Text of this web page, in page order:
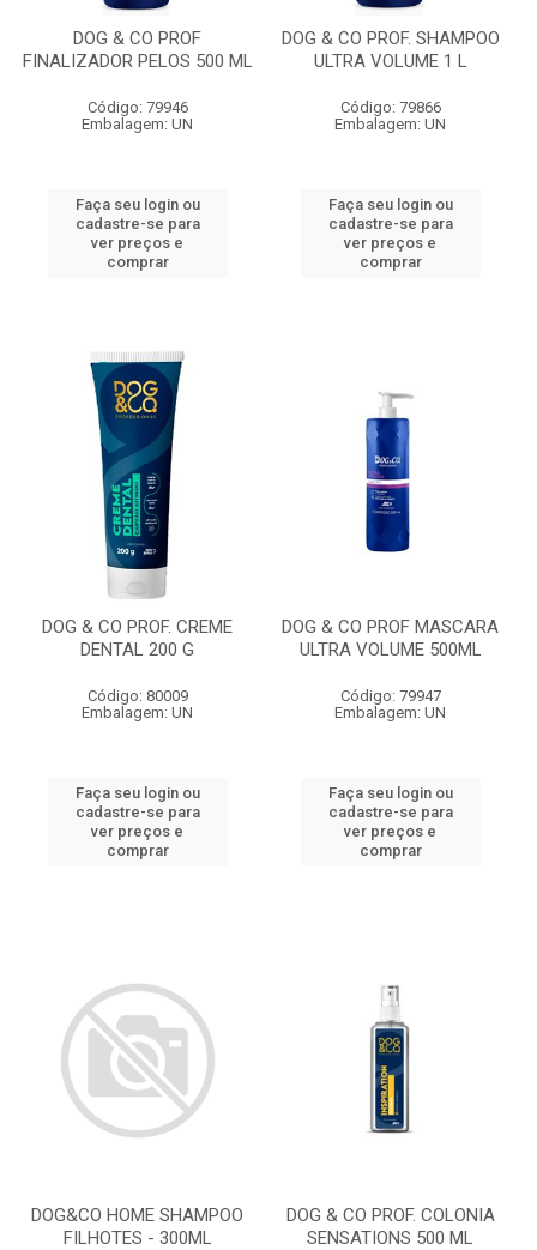
DOG & CO PROF
FINALIZADOR PELOS 500 ML
Código: 79946
Embalagem: UN
Faça seu login ou
cadastre-se para
ver preços e
comprar
DOG & CO PROF. SHAMPOO
ULTRA VOLUME 1 L
Código: 79866
Embalagem: UN
Faça seu login ou
cadastre-se para
ver preços e
comprar
DOG & CO PROF. CREME
DENTAL 200 G
Código: 80009
Embalagem: UN
Faça seu login ou
cadastre-se para
ver preços e
comprar
DOG & CO PROF MASCARA
ULTRA VOLUME 500ML
Código: 79947
Embalagem: UN
Faça seu login ou
cadastre-se para
ver preços e
comprar
DOG&CO HOME SHAMPOO
FILHOTES - 300ML
DOG & CO PROF. COLONIA
SENSATIONS 500 ML